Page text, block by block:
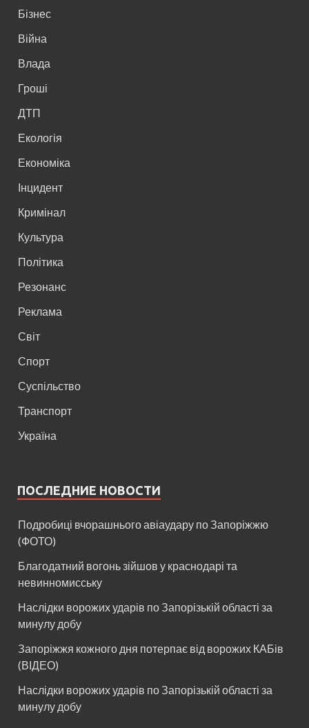
Бізнес
Війна
Влада
Гроші
ДТП
Екологія
Економіка
Інцидент
Кримінал
Культура
Політика
Резонанс
Реклама
Світ
Спорт
Суспільство
Транспорт
Україна
ПОСЛЕДНИЕ НОВОСТИ
Подробиці вчорашнього авіаудару по Запоріжжю
(ФОТО)
Благодатний вогонь зійшов у краснодарі та
невинномисську
Наслідки ворожих ударів по Запорізькій області за
минулу добу
Запоріжжя кожного дня потерпає від ворожих КАБів
(ВІДЕО)
Наслідки ворожих ударів по Запорізькій області за
минулу добу